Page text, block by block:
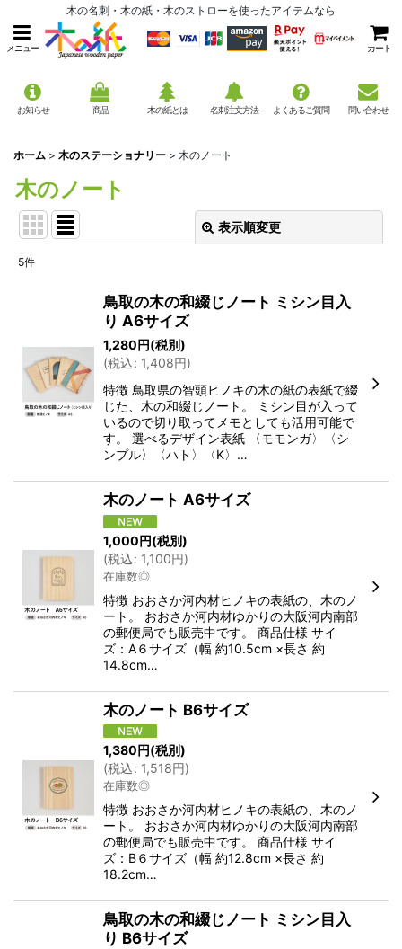
木の名刺・木の紙・木のストローを使ったアイテムなら
メニュー カート
お知らせ 商品 木の紙とは 名刺注文方法 よくあるご質問 問い合わせ
ホーム > 木のステーショナリー > 木のノート
木のノート
表示順変更
5件
鳥取の木の和綴じノート ミシン目入
り A6サイズ
1,280円(税別)
(税込: 1,408円)
特徴 鳥取県の智頭ヒノキの木の紙の表紙で綴
じた、木の和綴じノート。 ミシン目が入って
いるので切り取ってメモとしても活用可能で
す。 選べるデザイン表紙 〈モモンガ〉〈シ
ンプル〉〈ハト〉〈K〉…
木のノート A6サイズ
1,000円(税別)
(税込: 1,100円)
在庫数◎
特徴 おおさか河内材ヒノキの表紙の、木のノ
ート。 おおさか河内材ゆかりの大阪河内南部
の郵便局でも販売中です。 商品仕様 サイ
ズ：A６サイズ（幅 約10.5cm ×長さ 約
14.8cm…
木のノート B6サイズ
1,380円(税別)
(税込: 1,518円)
在庫数◎
特徴 おおさか河内材ヒノキの表紙の、木のノ
ート。 おおさか河内材ゆかりの大阪河内南部
の郵便局でも販売中です。 商品仕様 サイ
ズ：B６サイズ（幅 約12.8cm ×長さ 約
18.2cm…
鳥取の木の和綴じノート ミシン目入
り B6サイズ